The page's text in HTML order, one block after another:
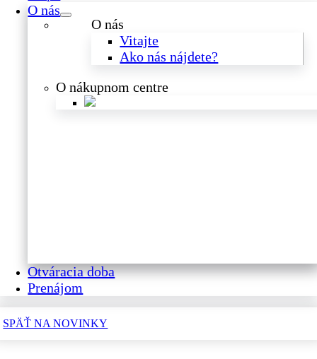
O nás
O nás
Vitajte
Ako nás nájdete?
O nákupnom centre
Otváracia doba
Prenájom
SPÄŤ NA NOVINKY